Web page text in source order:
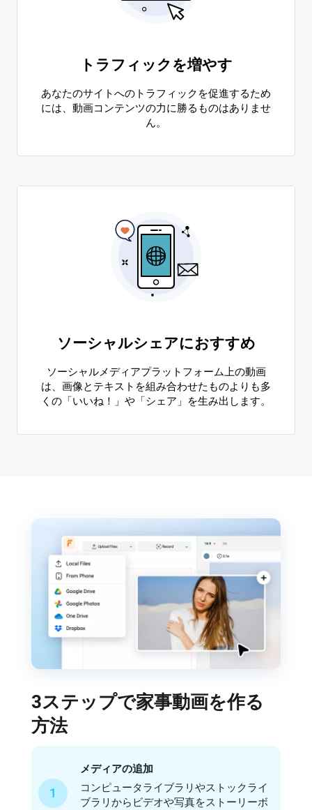
トラフィックを増やす
あなたのサイトへのトラフィックを促進するため
には、動画コンテンツの力に勝るものはありませ
ん。
ソーシャルシェアにおすすめ
ソーシャルメディアプラットフォーム上の動画
は、画像とテキストを組み合わせたものよりも多
くの「いいね！」や「シェア」を生み出します。
3ステップで家事動画を作る
方法
1
メディアの追加
コンピュータライブラリやストックライ
ブラリからビデオや写真をストーリーボ